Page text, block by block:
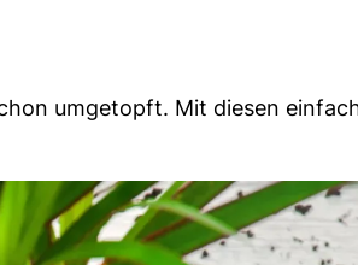
umgetopft. Mit diesen